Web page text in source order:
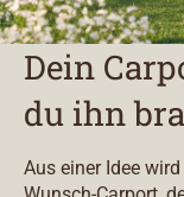
Dein
du ihn
Aus einer Idee